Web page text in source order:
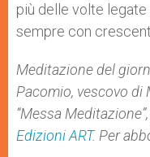
più delle volte
sempre con
Meditazione del
Pacomio, vescovo di
“Messa
Edizioni ART. Per